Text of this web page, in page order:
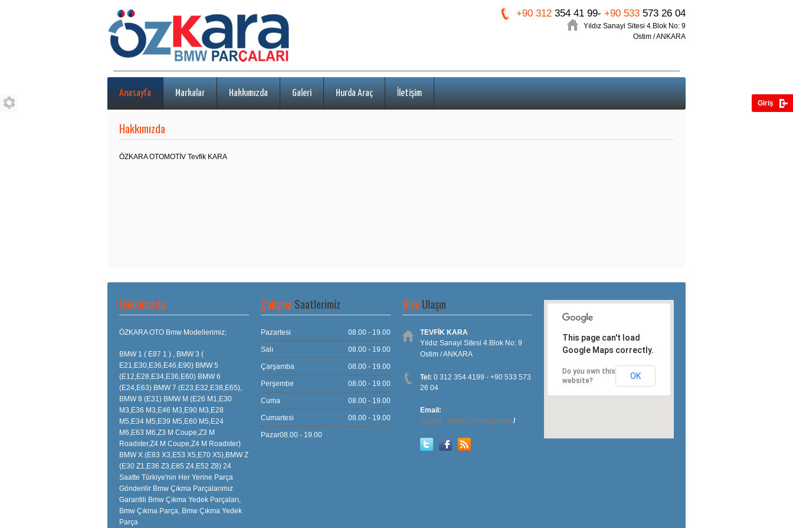
+90 312 354 41 99- +90 533 573 26 04
Yıldız Sanayi Sitesi 4.Blok No: 9
Ostim / ANKARA
Anasayfa Markalar Hakkımızda Galeri Hurda Araç İletişim
Hakkımızda
ÖZKARA OTOMOTİV Tevfik KARA
Hakkımızda
ÖZKARA OTO Bmw Modellerimiz;
BMW 1 ( E87 1 ) , BMW 3 (
E21,E30,E36,E46,E90) BMW 5
(E12,E28,E34,E36,E60) BMW 6
(E24,E63) BMW 7 (E23,E32,E38,E65),
BMW 8 (E31) BMW M (E26 M1,E30
M3,E36 M3,E46 M3,E90 M3,E28
M5,E34 M5,E39 M5,E60 M5,E24
M6,E63 M6,Z3 M Coupe,Z3 M
Roadster,Z4 M Coupe,Z4 M Roadster)
BMW X (E83 X3,E53 X5,E70 X5),BMW Z
(E30 Z1,E36 Z3,E85 Z4,E52 Z8) 24
Saatte Türkiye'nin Her Yerine Parça
Gönderilir Bmw Çıkma Parçalarımız
Garantili Bmw Çıkma Yedek Parçaları,
Bmw Çıkma Parça, Bmw Çıkma Yedek
Parça
Çalışma Saatlerimiz
Pazartesi 08.00 - 19.00
Salı 08.00 - 19.00
Çarşamba 08.00 - 19.00
Perşembe 08.00 - 19.00
Cuma 08.00 - 19.00
Cumartesi 08.00 - 19.00
Pazar08.00 - 19.00
Bize Ulaşın
TEVFİK KARA
Yıldız Sanayi Sitesi 4.Blok No: 9
Ostim / ANKARA
Tel: 0 312 354 4199 - +90 533 573
26 04
Email:
ozkara_bmw@hotmail.com /
This page can't load
Google Maps correctly.
Do you own this
website?
OK
Giriş